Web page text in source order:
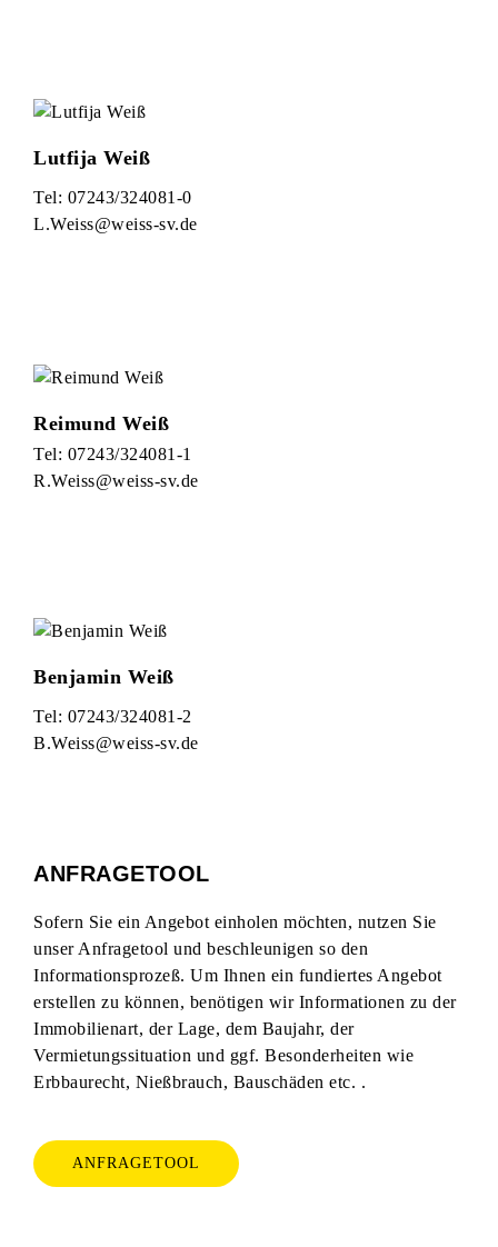
Lutfija Weiß
Tel: 07243/324081-0
L.Weiss@weiss-sv.de
Reimund Weiß
Tel: 07243/324081-1
R.Weiss@weiss-sv.de
Benjamin Weiß
Tel: 07243/324081-2
B.Weiss@weiss-sv.de
ANFRAGETOOL
Sofern Sie ein Angebot einholen möchten, nutzen Sie
unser Anfragetool und beschleunigen so den
Informationsprozeß. Um Ihnen ein fundiertes Angebot
erstellen zu können, benötigen wir Informationen zu der
Immobilienart, der Lage, dem Baujahr, der
Vermietungssituation und ggf. Besonderheiten wie
Erbbaurecht, Nießbrauch, Bauschäden etc. .
ANFRAGETOOL